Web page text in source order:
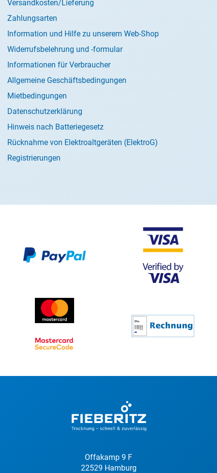
Versandkosten/Lieferung
Zahlungsarten
Information und Hilfe zu unserem Web-Shop
Widerrufsbelehrung und -formular
Informationen für Verbraucher
Allgemeine Geschäftsbedingungen
Mietbedingungen
Datenschutzerklärung
Hinweis nach Batteriegesetz
Rücknahme von Elektroaltgeräten (ElektroG)
Registrierungen
Offakamp 9 F
22529 Hamburg